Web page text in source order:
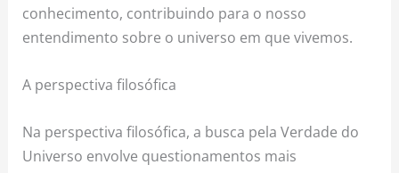
conhecimento, contribuindo para o nosso
entendimento sobre o universo em que vivemos.
A perspectiva filosófica
Na perspectiva filosófica, a busca pela Verdade do
Universo envolve questionamentos mais